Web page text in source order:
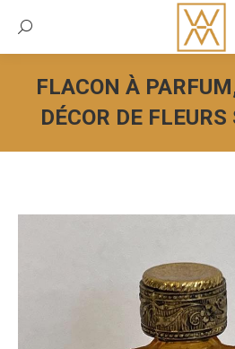
Recherche:
FLACON À
DÉCOR DE